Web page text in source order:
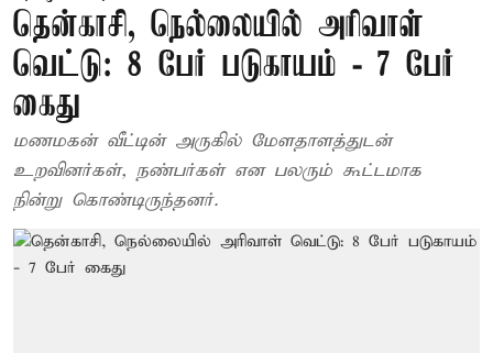
தென்காசி, நெல்லையில் அரிவாள்
வெட்டு: 8 பேர் படுகாயம் - 7 பேர்
கைது
மணமகன் வீட்டின் அருகில் மேளதாளத்துடன்
உறவினர்கள், நண்பர்கள் என பலரும் கூட்டமாக
நின்று கொண்டிருந்தனர்.